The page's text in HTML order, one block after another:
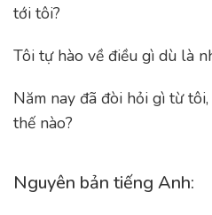
tới tôi?
Tôi tự hào về điều gì dù là
Năm nay đã đòi hỏi gì từ
thế nào?
Nguyên bản tiếng Anh: